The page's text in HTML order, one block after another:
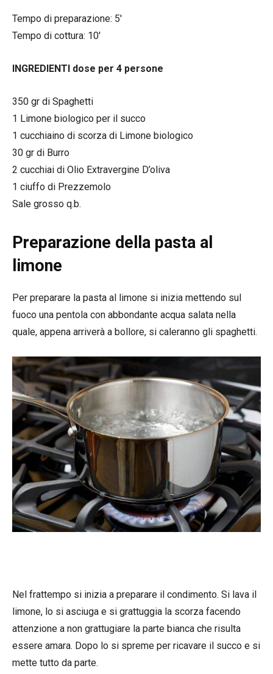
Tempo di preparazione: 5′
Tempo di cottura: 10′
INGREDIENTI dose per 4 persone
350 gr di Spaghetti
1 Limone biologico per il succo
1 cucchiaino di scorza di Limone biologico
30 gr di Burro
2 cucchiai di Olio Extravergine D’oliva
1 ciuffo di Prezzemolo
Sale grosso q.b.
Preparazione della pasta al
limone
Per preparare la pasta al limone si inizia mettendo sul
fuoco una pentola con abbondante acqua salata nella
quale, appena arriverà a bollore, si caleranno gli spaghetti.
Nel frattempo si inizia a preparare il condimento. Si lava il
limone, lo si asciuga e si grattuggia la scorza facendo
attenzione a non grattugiare la parte bianca che risulta
essere amara. Dopo lo si spreme per ricavare il succo e si
mette tutto da parte.